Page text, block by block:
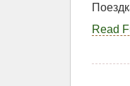
Read